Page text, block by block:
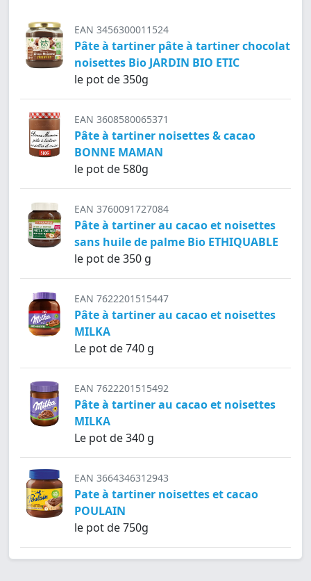
EAN 3456300011524
Pâte à tartiner pâte à tartiner chocolat
noisettes Bio JARDIN BIO ETIC
le pot de 350g
EAN 3608580065371
Pâte à tartiner noisettes & cacao
BONNE MAMAN
le pot de 580g
EAN 3760091727084
Pâte à tartiner au cacao et noisettes
sans huile de palme Bio ETHIQUABLE
le pot de 350 g
EAN 7622201515447
Pâte à tartiner au cacao et noisettes
MILKA
Le pot de 740 g
EAN 7622201515492
Pâte à tartiner au cacao et noisettes
MILKA
Le pot de 340 g
EAN 3664346312943
Pate à tartiner noisettes et cacao
POULAIN
le pot de 750g